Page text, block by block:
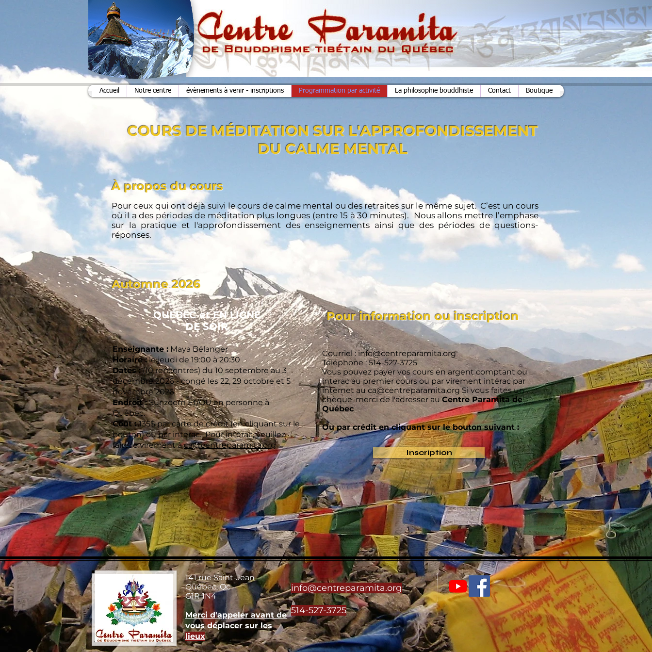
Accueil Notre centre évènements à venir - inscriptions Programmation par activité La philosophie bouddhiste Contact Boutique
COURS DE MÉDITATION SUR L'APPROFONDISSEMENT
DU CALME MENTAL
À propos du cours
Pour ceux qui ont déjà suivi le cours de calme mental ou des retraites sur le même sujet. C’est un cours
où il a des périodes de méditation plus longues (entre 15 à 30 minutes). Nous allons mettre l’emphase
sur la pratique et l'approfondissement des enseignements ainsi que des périodes de questions-
réponses.
Automne 2026
QUEBEC et EN LIGNE
DE SOIR
Enseignante : Maya Bélanger
Horaire :le jeudi de 19:00 à 20:30
Dates :(10 rencontres) du 10 septembre au 3
décembre 2026 - congé les 22, 29 octobre et 5
novembre 2026
Endroit :Sur zoom Et/OU en personne à
Québec.
Coût :135$ par carte de crédit (en cliquant sur le
bouton) ou par interac. Pour interac, veuillez
faire le virement àca@centreparamita.org
Pour information ou inscription
Courriel :info@centreparamita.org
Téléphone : 514-527-3725
Vous pouvez payer vos cours en argent comptant ou
interac au premier cours ou par virement intérac par
internet auca@centreparamita.orgSi vous faites un
chèque, merci de l'adresser auCentre Paramita de
Québec
Ou par crédit en cliquant sur le bouton suivant :
Inscription
141 rue Saint-Jean
Québec, Qc
G1R 1N4
Merci d'appeler avant de
vous déplacer sur les
lieux
info@centreparamita.org
514-527-3725